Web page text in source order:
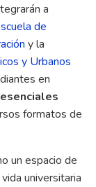
a
de
y la
y Urbanos
en
formatos de
un espacio de
universitaria